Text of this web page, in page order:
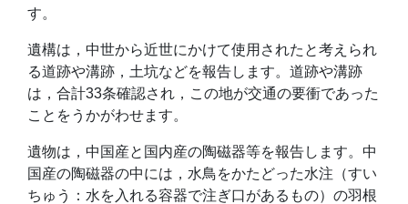
す。
遺構は，中世から近世にかけて使用されたと考えられ
る道跡や溝跡，土坑などを報告します。道跡や溝跡
は，合計33条確認され，この地が交通の要衝であった
ことをうかがわせます。
遺物は，中国産と国内産の陶磁器等を報告します。中
国産の陶磁器の中には，水鳥をかたどった水注（すい
ちゅう：水を入れる容器で注ぎ口があるもの）の羽根